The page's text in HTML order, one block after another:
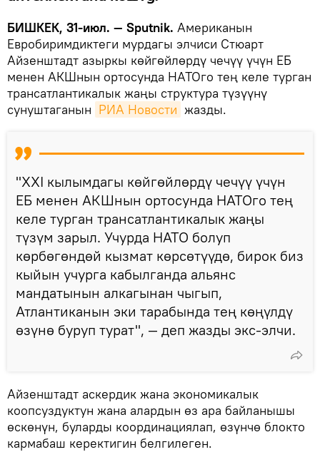
БИШКЕК, 31-июл. — Sputnik. Американын
Евробиримдиктеги мурдагы элчиси Стюарт
Айзенштадт азыркы көйгөйлөрдү чечүү үчүн ЕБ
менен АКШнын ортосунда НАТОго тең келе турган
трансатлантикалык жаңы структура түзүүнү
сунуштаганын РИА Новости жазды.
"XXI кылымдагы көйгөйлөрдү чечүү үчүн
ЕБ менен АКШнын ортосунда НАТОго тең
келе турган трансатлантикалык жаңы
түзүм зарыл. Учурда НАТО болуп
көрбөгөндөй кызмат көрсөтүүдө, бирок биз
кыйын учурга кабылганда альянс
мандатынын алкагынан чыгып,
Атлантиканын эки тарабында тең көңүлдү
өзүнө буруп турат", — деп жазды экс-элчи.
Айзенштадт аскердик жана экономикалык
коопсуздуктун жана алардын өз ара байланышы
өскөнүн, буларды координациялап, өзүнчө блокто
кармабаш керектигин белгилеген.